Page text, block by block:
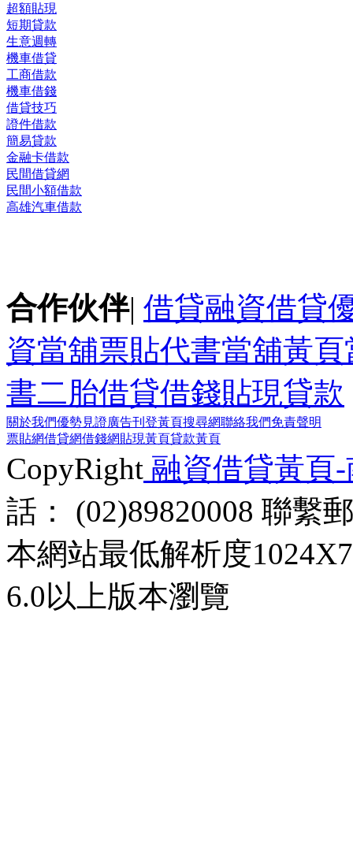
超額貼現
短期貸款
生意週轉
機車借貸
工商借款
機車借錢
借貸技巧
證件借款
簡易貸款
金融卡借款
民間借貸網
民間小額借款
高雄汽車借款
合作伙伴| 借貸融資借貸
資當舖票貼代書當舖黃頁
書二胎借貸借錢貼現貸款
關於我們優勢見證廣告刊登黃頁搜尋網聯絡我們免責聲明
票貼網借貸網借錢網貼現黃頁貸款黃頁
CopyRight 融資借貸黃頁
話： (02)89820008 聯繫
本網站最低解析度
6.0以上版本瀏覽